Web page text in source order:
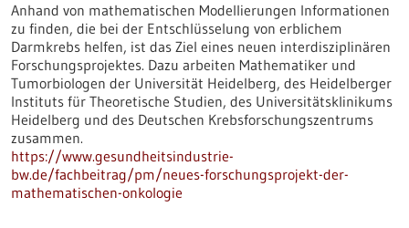
Anhand von mathematischen Modellierungen Informationen
zu finden, die bei der Entschlüsselung von erblichem
Darmkrebs helfen, ist das Ziel eines neuen interdisziplinären
Forschungsprojektes. Dazu arbeiten Mathematiker und
Tumorbiologen der Universität Heidelberg, des Heidelberger
Instituts für Theoretische Studien, des Universitätsklinikums
Heidelberg und des Deutschen Krebsforschungszentrums
zusammen.
https://www.gesundheitsindustrie-
bw.de/fachbeitrag/pm/neues-forschungsprojekt-der-
mathematischen-onkologie